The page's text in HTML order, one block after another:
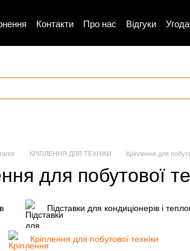
Контакти Про нас Відгуки
КРІПЛЕННЯ ДЛЯ ТЕХНІКИ Кріплення для
для побутової
Підставки для кондиціонерів і
Кріплення для побутової техніки